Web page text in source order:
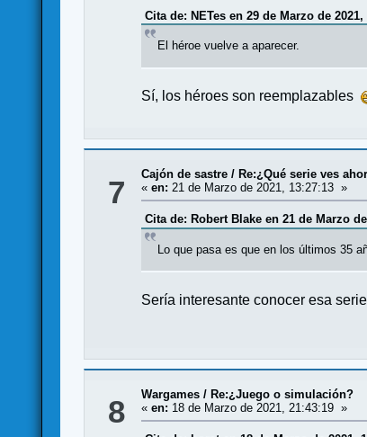
Cita de: NETes en 29 de Marzo de 2021,
El héroe vuelve a aparecer.
Sí, los héroes son reemplazables
7 Cajón de sastre / Re:¿Qué serie ves
«en: 21 de Marzo de 2021, 13:27:13 »
Cita de: Robert Blake en 21 de Marzo
Lo que pasa es que en los últimos 35
Sería interesante conocer esa
8 Wargames / Re:¿Juego o simulación?
«en: 18 de Marzo de 2021, 21:43:19 »